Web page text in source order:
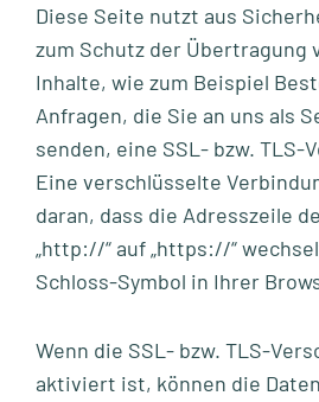
Diese Seite nutzt aus
zum Schutz der Übertragung
Inhalte, wie zum Beispiel
Anfragen, die Sie an uns als
senden, eine SSL- bzw. TLS-
Eine verschlüsselte
daran, dass die Adresszeile
„http://“ auf „https://“
Schloss-Symbol in Ihrer
Wenn die SSL- bzw. TLS-
aktiviert ist, können die